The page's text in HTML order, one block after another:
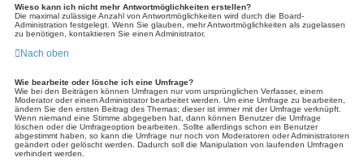
Wieso kann ich nicht mehr Antwortmöglichkeiten erstellen?
Die maximal zulässige Anzahl von Antwortmöglichkeiten wird durch die Board-
Administration festgelegt. Wenn Sie glauben, mehr Antwortmöglichkeiten als zugelassen
zu benötigen, kontaktieren Sie einen Administrator.
Nach oben
Wie bearbeite oder lösche ich eine Umfrage?
Wie bei den Beiträgen können Umfragen nur vom ursprünglichen Verfasser, einem
Moderator oder einem Administrator bearbeitet werden. Um eine Umfrage zu bearbeiten,
ändern Sie den ersten Beitrag des Themas; dieser ist immer mit der Umfrage verknüpft.
Wenn niemand eine Stimme abgegeben hat, dann können Benutzer die Umfrage
löschen oder die Umfrageoption bearbeiten. Sollte allerdings schon ein Benutzer
abgestimmt haben, so kann die Umfrage nur noch von Moderatoren oder Administratoren
geändert oder gelöscht werden. Dadurch soll die Manipulation von laufenden Umfragen
verhindert werden.